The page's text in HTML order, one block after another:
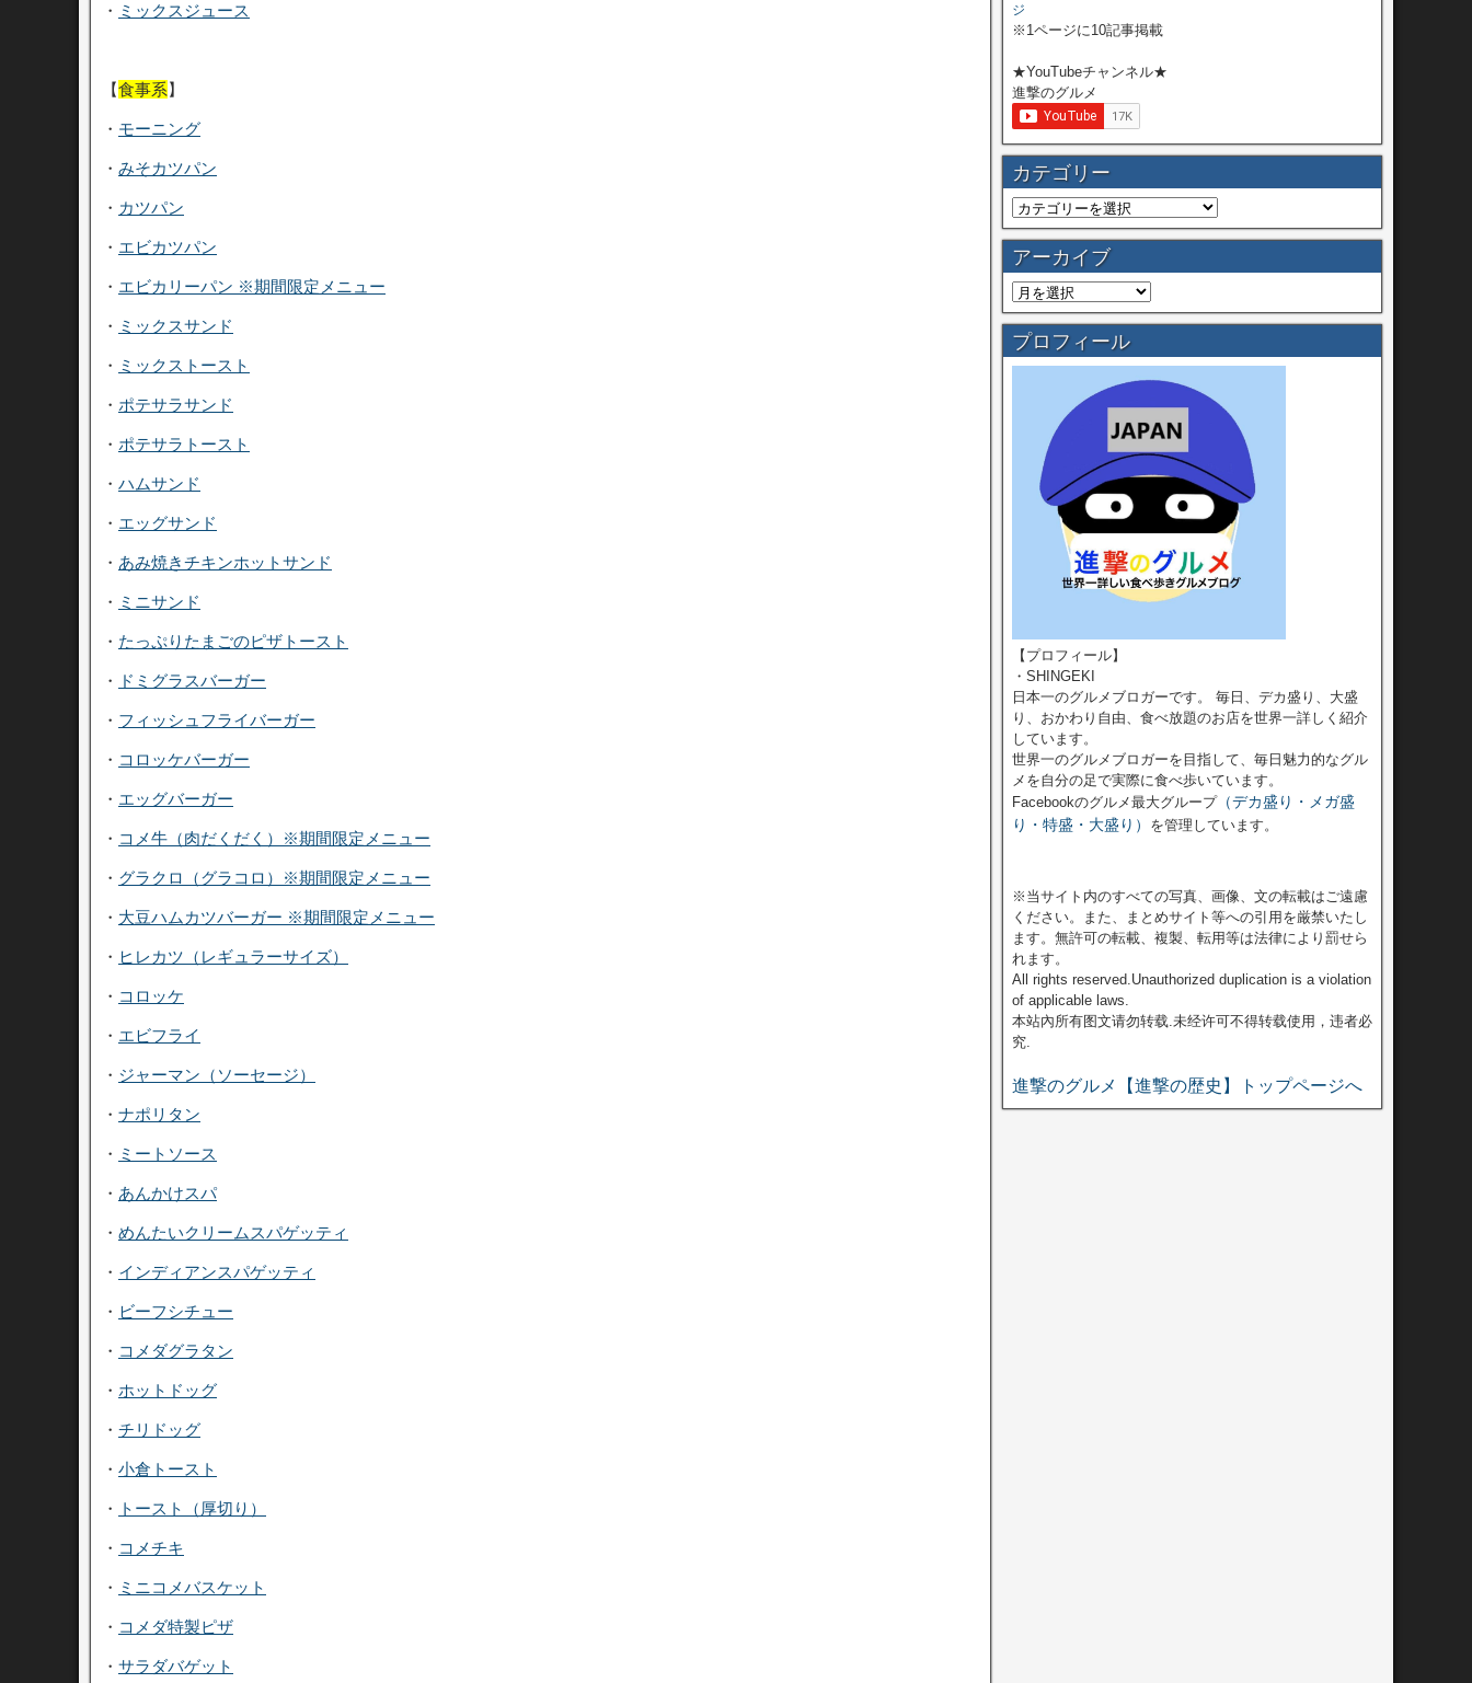
・ ミックスジュース
【食事系】
・ モーニング
・ みそカツパン
・ カツパン
・ エビカツパン
・ エビカリーパン ※期間限定メニュー
・ ミックスサンド
・ ミックストースト
・ ポテサラサンド
・ ポテサラトースト
・ ハムサンド
・ エッグサンド
・ あみ焼きチキンホットサンド
・ ミニサンド
・ たっぷりたまごのピザトースト
・ ドミグラスバーガー
・ フィッシュフライバーガー
・ コロッケバーガー
・ エッグバーガー
・ コメ牛（肉だくだく）※期間限定メニュー
・ グラクロ（グラコロ）※期間限定メニュー
・ 大豆ハムカツバーガー ※期間限定メニュー
・ ヒレカツ（レギュラーサイズ）
・ コロッケ
・ エビフライ
・ ジャーマン（ソーセージ）
・ ナポリタン
・ ミートソース
・ あんかけスパ
・ めんたいクリームスパゲッティ
・ インディアンスパゲッティ
・ ビーフシチュー
・ コメダグラタン
・ ホットドッグ
・ チリドッグ
・ 小倉トースト
・ トースト（厚切り）
・ コメチキ
・ ミニコメバスケット
・ コメダ特製ピザ
・ サラダバゲット
ジ
※1ページに10記事掲載
★YouTubeチャンネル★
進撃のグルメ
カテゴリー
アーカイブ
プロフィール
【プロフィール】
・SHINGEKI
日本一のグルメブロガーです。 毎日、デカ盛り、大盛
り、おかわり自由、食べ放題のお店を世界一詳しく紹介
しています。
世界一のグルメブロガーを目指して、毎日魅力的なグル
メを自分の足で実際に食べ歩いています。
Facebookのグルメ最大グループ（デカ盛り・メガ盛
り・特盛・大盛り） を管理しています。
※当サイト内のすべての写真、画像、文の転載はご遠慮
ください。また、まとめサイト等への引用を厳禁いたし
ます。無許可の転載、複製、転用等は法律により罰せら
れます。
All rights reserved.Unauthorized duplication is a violation
of applicable laws.
本站內所有图文请勿转载.未经许可不得转载使用，违者必
究.
進撃のグルメ【進撃の歴史】トップページへ